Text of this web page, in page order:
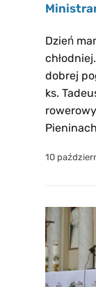
Dzień
dobrej
ks.
10